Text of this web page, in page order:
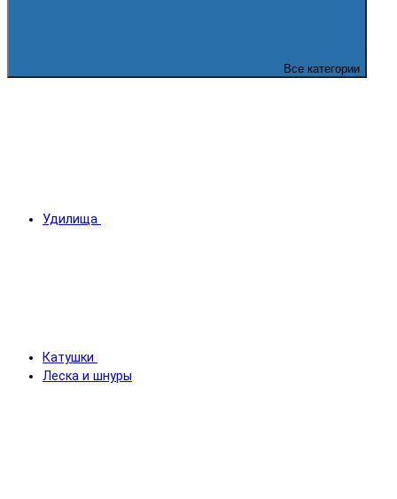
Все категории
Удилища
Катушки
Леска и шнуры